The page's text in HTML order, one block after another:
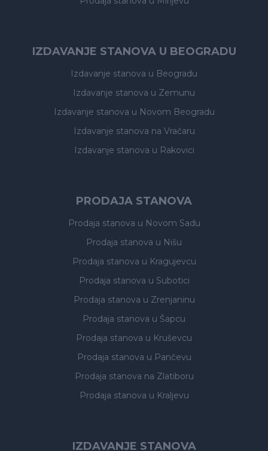
IZDAVANJE STANOVA U BEOGRADU
Izdavanje stanova u Beogradu
Izdavanje stanova u Zemunu
Izdavanje stanova u Novom Beogradu
Izdavanje stanova na Vračaru
Izdavanje stanova u Rakovici
PRODAJA STANOVA
Prodaja stanova u Novom Sadu
Prodaja stanova u Nišu
Prodaja stanova u Kragujevcu
Prodaja stanova u Subotici
Prodaja stanova u Zrenjaninu
Prodaja stanova u Šapcu
Prodaja stanova u Kruševcu
Prodaja stanova u Pančevu
Prodaja stanova na Zlatiboru
Prodaja stanova u Kraljevu
IZDAVANJE STANOVA